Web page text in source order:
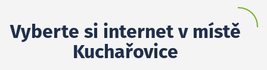
Vyberte si internet v místě
Kuchařovice